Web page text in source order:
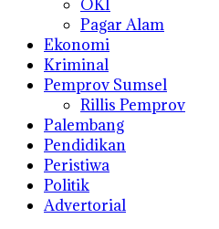
OKI
Pagar Alam
Ekonomi
Kriminal
Pemprov Sumsel
Rillis Pemprov
Palembang
Pendidikan
Peristiwa
Politik
Advertorial